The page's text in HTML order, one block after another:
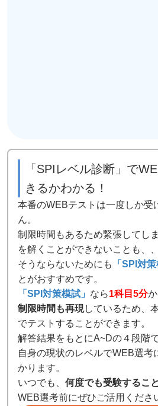
「SPIレベル診断」で
きるかわかる！
本番のWEBテストは一度しか受
ん。
制限時間もあるため緊張してし
を解くことができないことも、、
そうならないためにも
「SPI対策
とがおすすめです。
「SPI対策模試」 なら1科目5分
制限時間も再現しているため、
でテストすることができます。
解答結果をもとにA~Dの４段階
自身の現状のレベルでWEB選考
かります。
いつでも、 何度でも受験するこ
WEB選考前にぜひご活用くださ